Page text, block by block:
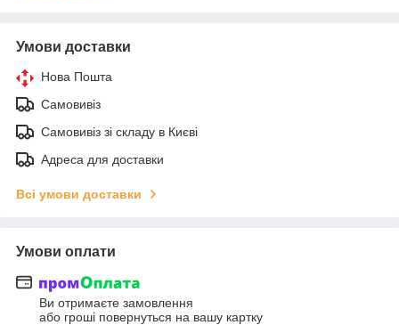
Умови доставки
Нова Пошта
Самовивіз
Самовивіз зі складу в Києві
Адреса для доставки
Всі умови доставки
Умови оплати
Ви отримаєте замовлення
або гроші повернуться на вашу картку